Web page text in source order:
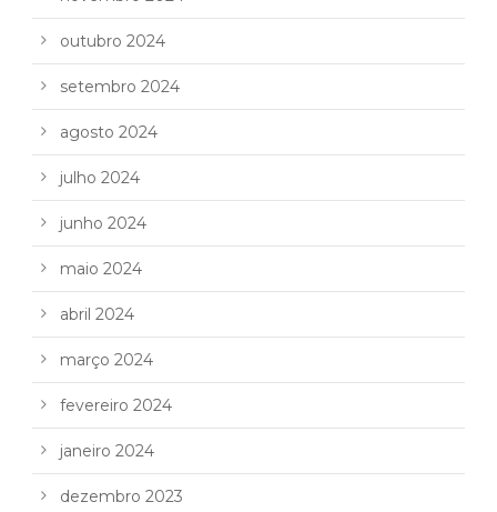
outubro 2024
setembro 2024
agosto 2024
julho 2024
junho 2024
maio 2024
abril 2024
março 2024
fevereiro 2024
janeiro 2024
dezembro 2023